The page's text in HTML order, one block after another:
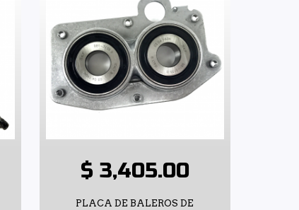
$ 3,405.00
PLACA DE BALEROS DE